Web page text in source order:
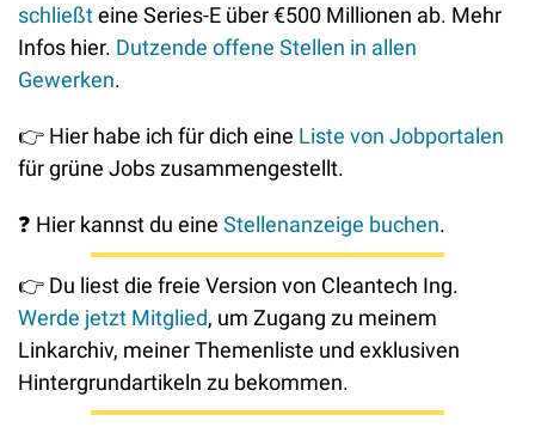
schließt eine Series-E über €500 Millionen ab. Mehr
Infos hier. Dutzende offene Stellen in allen
Gewerken.
👉 Hier habe ich für dich eine Liste von Jobportalen
für grüne Jobs zusammengestellt.
❓ Hier kannst du eine Stellenanzeige buchen.
👉
Werde jetzt Mitglied, um Zugang zu meinem
Linkarchiv, meiner Themenliste und exklusiven
Hintergrundartikeln zu bekommen.